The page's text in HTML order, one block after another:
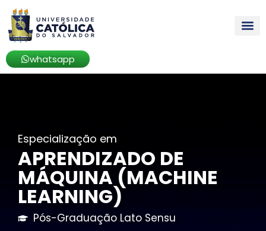
whatsapp
Especialização em
APRENDIZADO DE
MÁQUINA (MACHINE
LEARNING)
Pós-Graduação Lato Sensu